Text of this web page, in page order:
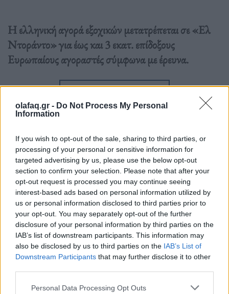
olafaq.gr - Do Not Process My Personal
Information
If you wish to opt-out of the sale, sharing to third parties, or
processing of your personal or sensitive information for
targeted advertising by us, please use the below opt-out
section to confirm your selection. Please note that after your
opt-out request is processed you may continue seeing
interest-based ads based on personal information utilized by
us or personal information disclosed to third parties prior to
your opt-out. You may separately opt-out of the further
disclosure of your personal information by third parties on the
IAB’s list of downstream participants. This information may
also be disclosed by us to third parties on the IAB’s List of
Downstream Participants that may further disclose it to other
Personal Data Processing Opt Outs
Η ελληνική αγορά εξοχικών μετατρέπεται σε «Ελ
Ντοράντο» για έως και 3 εκατ. επίδοξους
Ευρωπαίους αγοραστές σύμφωνα με έρευνα.
Διαβάστε περισσότερα→
Δημοσιεύθηκε σε Οικονομία | Tagged αγοραστές, Ελλάδα,Ελλάδα
εξοχικό,εξοχικό,κατοικίες,ξένοι αγοραστές
Δείτε επίσης